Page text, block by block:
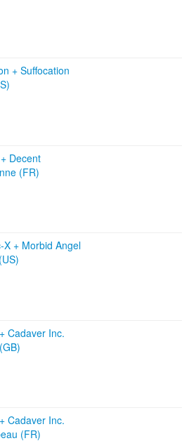
+ Suffocation
+ Decent
(FR)
+ Morbid Angel
+ Cadaver Inc.
+ Cadaver Inc.
(FR)